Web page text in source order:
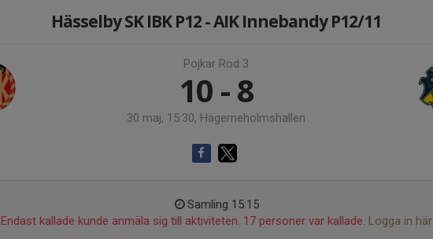
Hässelby SK IBK P12 - AIK Innebandy P12/11
Pojkar Röd 3
10 - 8
30 maj, 15:30, Hägerneholmshallen
Samling 15:15
Endast kallade kunde anmäla sig till aktiviteten. 17 personer var kallade. Logga in här